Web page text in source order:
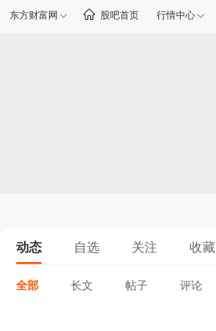
东方财富网 股吧首页 行情中心
动态 自选 关注 收藏
全部 长文 帖子 评论